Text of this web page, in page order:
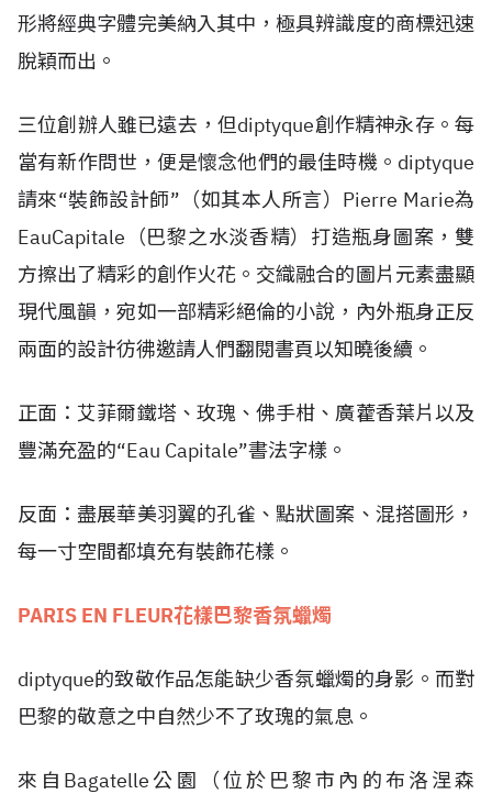
形將經典字體完美納入其中，極具辨識度的商標迅速
脫穎而出。
三位創辦人雖已遠去，但diptyque創作精神永存。每
當有新作問世，便是懷念他們的最佳時機。diptyque
請來“裝飾設計師”（如其本人所言）Pierre Marie為
EauCapitale（巴黎之水淡香精）打造瓶身圖案，雙
方擦出了精彩的創作火花。交織融合的圖片元素盡顯
現代風韻，宛如一部精彩絕倫的小說，內外瓶身正反
兩面的設計彷彿邀請人們翻閱書頁以知曉後續。
正面：艾菲爾鐵塔、玫瑰、佛手柑、廣藿香葉片以及
豐滿充盈的“Eau Capitale”書法字樣。
反面：盡展華美羽翼的孔雀、點狀圖案、混搭圖形，
每一寸空間都填充有裝飾花樣。
PARIS EN FLEUR花樣巴黎香氛蠟燭
diptyque的致敬作品怎能缺少香氛蠟燭的身影。而對
巴黎的敬意之中自然少不了玫瑰的氣息。
來自Bagatelle公園（位於巴黎市內的布洛涅森